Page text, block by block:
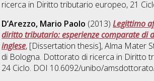
ricerca in Diritto tributario europeo, 21
D’Arezzo, Mario Paolo (2013)Legittimo
diritto tributario: esperienze comparate di
inglese, [Dissertation thesis], Alma Mater
di Bologna. Dottorato di ricerca in Diritto
24 Ciclo. DOI 10.6092/unibo/